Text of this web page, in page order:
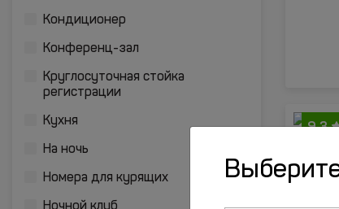
Кондиционер
Конференц-зал
Круглосуточная стойка
регистрации
Кухня
На ночь
Номера для курящих
9.3